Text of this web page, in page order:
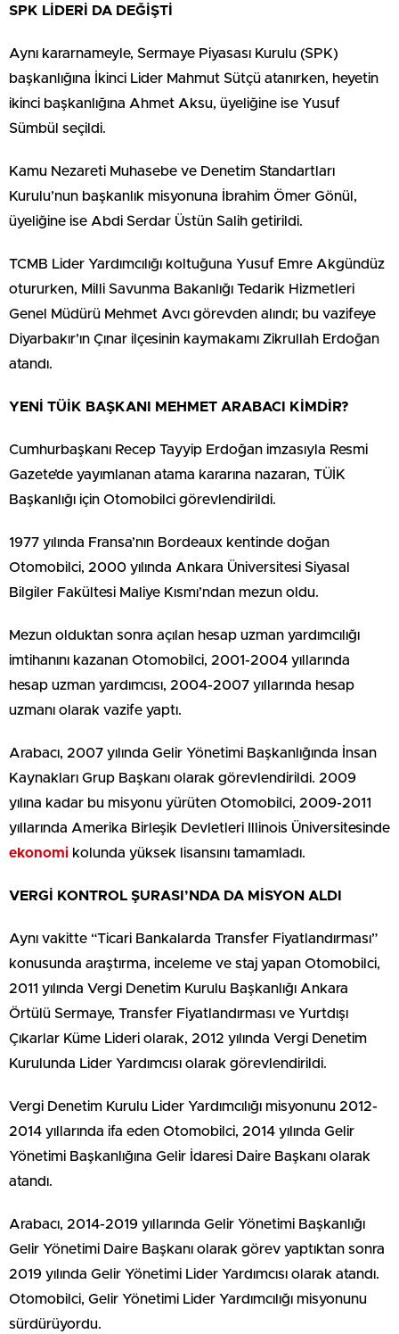
SPK LİDERİ DA DEĞİŞTİ
Aynı kararnameyle, Sermaye Piyasası Kurulu (SPK)
başkanlığına İkinci Lider Mahmut Sütçü atanırken, heyetin
ikinci başkanlığına Ahmet Aksu, üyeliğine ise Yusuf
Sümbül seçildi.
Kamu Nezareti Muhasebe ve Denetim Standartları
Kurulu’nun başkanlık misyonuna İbrahim Ömer Gönül,
üyeliğine ise Abdi Serdar Üstün Salih getirildi.
TCMB Lider Yardımcılığı koltuğuna Yusuf Emre Akgündüz
otururken, Milli Savunma Bakanlığı Tedarik Hizmetleri
Genel Müdürü Mehmet Avcı görevden alındı; bu vazifeye
Diyarbakır’ın Çınar ilçesinin kaymakamı Zikrullah Erdoğan
atandı.
YENİ TÜİK BAŞKANI MEHMET ARABACI KİMDİR?
Cumhurbaşkanı Recep Tayyip Erdoğan imzasıyla Resmi
Gazete’de yayımlanan atama kararına nazaran, TÜİK
Başkanlığı için Otomobilci görevlendirildi.
1977 yılında Fransa’nın Bordeaux kentinde doğan
Otomobilci, 2000 yılında Ankara Üniversitesi Siyasal
Bilgiler Fakültesi Maliye Kısmı’ndan mezun oldu.
Mezun olduktan sonra açılan hesap uzman yardımcılığı
imtihanını kazanan Otomobilci, 2001-2004 yıllarında
hesap uzman yardımcısı, 2004-2007 yıllarında hesap
uzmanı olarak vazife yaptı.
Arabacı, 2007 yılında Gelir Yönetimi Başkanlığında İnsan
Kaynakları Grup Başkanı olarak görevlendirildi. 2009
yılına kadar bu misyonu yürüten Otomobilci, 2009-2011
yıllarında Amerika Birleşik Devletleri Illinois Üniversitesinde
ekonomi kolunda yüksek lisansını tamamladı.
VERGİ KONTROL ŞURASI’NDA DA MİSYON ALDI
Aynı vakitte “Ticari Bankalarda Transfer Fiyatlandırması”
konusunda araştırma, inceleme ve staj yapan Otomobilci,
2011 yılında Vergi Denetim Kurulu Başkanlığı Ankara
Örtülü Sermaye, Transfer Fiyatlandırması ve Yurtdışı
Çıkarlar Küme Lideri olarak, 2012 yılında Vergi Denetim
Kurulunda Lider Yardımcısı olarak görevlendirildi.
Vergi Denetim Kurulu Lider Yardımcılığı misyonunu 2012-
2014 yıllarında ifa eden Otomobilci, 2014 yılında Gelir
Yönetimi Başkanlığına Gelir İdaresi Daire Başkanı olarak
atandı.
Arabacı, 2014-2019 yıllarında Gelir Yönetimi Başkanlığı
Gelir Yönetimi Daire Başkanı olarak görev yaptıktan sonra
2019 yılında Gelir Yönetimi Lider Yardımcısı olarak atandı.
Otomobilci, Gelir Yönetimi Lider Yardımcılığı misyonunu
sürdürüyordu.